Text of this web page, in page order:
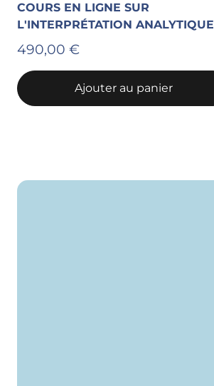
COURS EN LIGNE SUR
L'INTERPRÉTATION ANALYTIQUE
490,00 €
Ajouter au panier